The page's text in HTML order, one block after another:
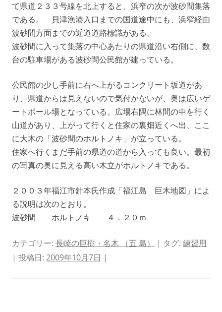
て県道２３３号線を北上すると、浜窄の次が波砂間集落
である。 貝津漁港入口までの国道途中にも、浜窄経由
波砂間方面までの近道道路標識がある。
波砂間に入って集落の中心あたりの県道沿い右側に、数
台の駐車場がある波砂間公民館が建っている。
公民館の少し手前に右へ上がるコンクリート坂道があ
り、県道からは見えないので気付かないが、奥は広いゲ
ートボール場となっている。広場右隅に林間の中を行く
山道があり、上がって行くと住家の裏畑近くへ出、ここ
に大木の「波砂間のホルトノキ」が立っている。
住家へ行くまだ手前の県道の道から入っても良い。最初
の写真の奥に見える高い木立がホルトノキである。
２００３年福江市針本氏作成「福江島 巨木地図」によ
る説明は次のとおり。
波砂間 ホルトノキ ４．２０ｍ
カテゴリー: 長崎の巨樹・名木 （五 島） | タグ: 練習用
| 投稿日: 2009年10月7日 |